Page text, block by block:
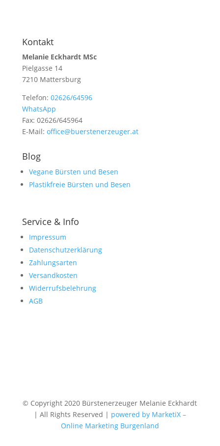
Kontakt
Melanie Eckhardt MSc
Pielgasse 14
7210 Mattersburg
Telefon: 02626/64596
WhatsApp
Fax: 02626/645964
E-Mail: office@buerstenerzeuger.at
Blog
Vegane Bürsten und Besen
Plastikfreie Bürsten und Besen
Service & Info
Impressum
Datenschutzerklärung
Zahlungsarten
Versandkosten
Widerrufsbelehrung
AGB
© Copyright 2020 Bürstenerzeuger Melanie Eckhardt
| All Rights Reserved | powered by MarketiX –
Online Marketing Burgenland